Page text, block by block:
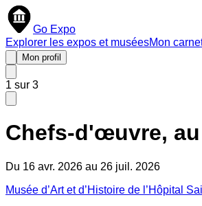
Go Expo
Explorer les expos et muséesMon
Mon profil
1 sur 3
Chefs-d'œuvre,
Du 16 avr. 2026 au 26 juil. 2026
Musée d’Art et d’Histoire de l’Hôpital